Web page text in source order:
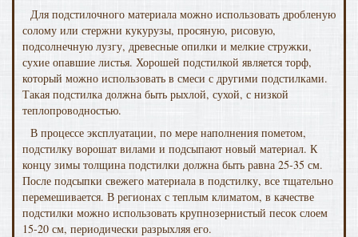
Для подстилочного материала можно использовать дробленую
солому или стержни кукурузы, просяную, рисовую,
подсолнечную лузгу, древесные опилки и мелкие стружки,
сухие опавшие листья. Хорошей подстилкой является торф,
который можно использовать в смеси с другими подстилками.
Такая подстилка должна быть рыхлой, сухой, с низкой
теплопроводностью.
В процессе эксплуатации, по мере наполнения пометом,
подстилку ворошат вилами и подсыпают новый материал. К
концу зимы толщина подстилки должна быть равна 25-35 см.
После подсыпки свежего материала в подстилку, все тщательно
перемешивается. В регионах с теплым климатом, в качестве
подстилки можно использовать крупнозернистый песок слоем
15-20 см, периодически разрыхляя его.